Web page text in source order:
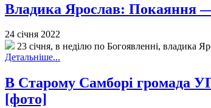
Владика Ярослав: Покаяння —
24 січня 2022
23 січня, в неділю по Богоявленні, владика
Детальніше...
В Старому Самборі громада
[фото]